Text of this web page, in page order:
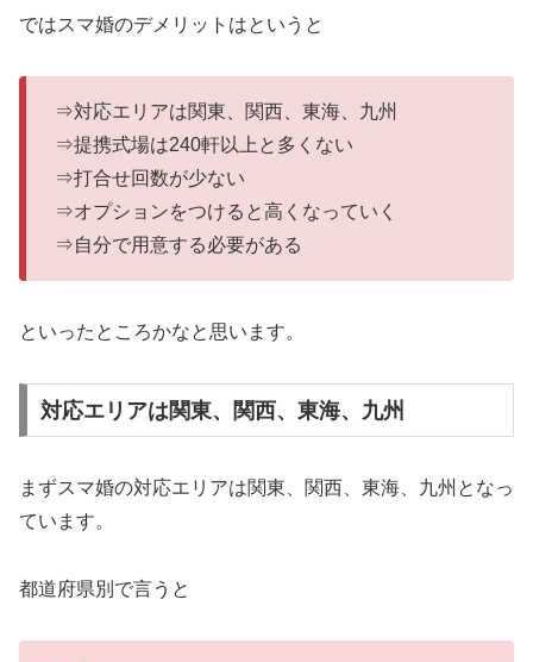
ではスマ婚のデメリットはというと
⇒対応エリアは関東、関西、東海、九州
⇒提携式場は240軒以上と多くない
⇒打合せ回数が少ない
⇒オプションをつけると高くなっていく
⇒自分で用意する必要がある
といったところかなと思います。
対応エリアは関東、関西、東海、九州
まずスマ婚の対応エリアは関東、関西、東海、九州となっ
ています。
都道府県別で言うと